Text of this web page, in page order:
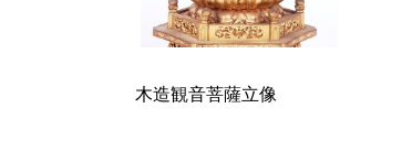
木造観音菩薩立像